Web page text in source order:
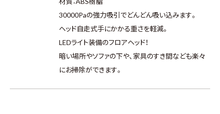
30000Paの強力吸引でどんどん吸い込みます。
ヘッド自走式手にかかる重さを軽減。
LEDライト装備のフロアヘッド！
暗い場所やソファの下や、家具のすき間なども楽々
にお掃除ができます。